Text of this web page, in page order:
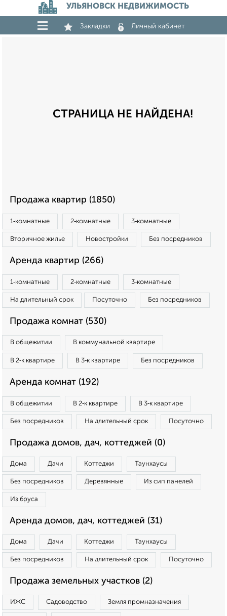
УЛЬЯНОВСК НЕДВИЖИМОСТЬ
Закладки Личный кабинет
СТРАНИЦА НЕ НАЙДЕНА!
Продажа квартир (1850)
1‑комнатные 2‑комнатные 3‑комнатные
Вторичное жилье Новостройки Без посредников
Аренда квартир (266)
1‑комнатные 2‑комнатные 3‑комнатные
На длительный срок Посуточно Без посредников
Продажа комнат (530)
В общежитии В коммунальной квартире
В 2‑к квартире В 3‑к квартире Без посредников
Аренда комнат (192)
В общежитии В 2‑к квартире В 3‑к квартире
Без посредников На длительный срок Посуточно
Продажа домов, дач, коттеджей (0)
Дома Дачи Коттеджи Таунхаусы
Без посредников Деревянные Из сип панелей
Из бруса
Аренда домов, дач, коттеджей (31)
Дома Дачи Коттеджи Таунхаусы
Без посредников На длительный срок Посуточно
Продажа земельных участков (2)
ИЖС Садоводство Земля промназначения